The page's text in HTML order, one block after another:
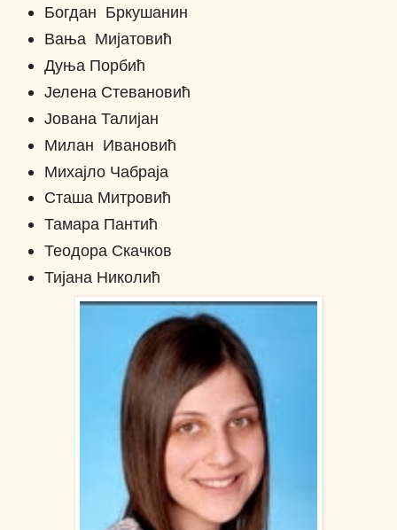
Богдан Бркушанин
Вања Мијатовић
Дуња Порбић
Јелена Стевановић
Јована Талијан
Милан Ивановић
Михајло Чабраја
Сташа Митровић
Тамара Пантић
Теодора Скачков
Тијана Николић